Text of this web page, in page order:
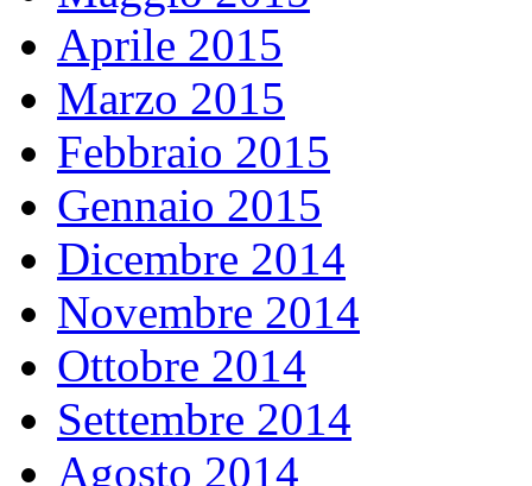
Aprile 2015
Marzo 2015
Febbraio 2015
Gennaio 2015
Dicembre 2014
Novembre 2014
Ottobre 2014
Settembre 2014
Agosto 2014